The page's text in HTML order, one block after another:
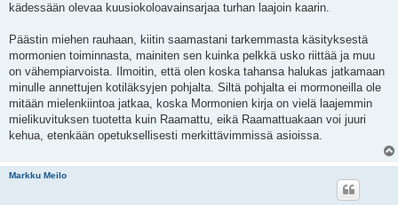
kädessään olevaa kuusiokoloavainsarjaa turhan laajoin kaarin.
Päästin miehen rauhaan, kiitin saamastani tarkemmasta käsityksestä
mormonien toiminnasta, mainiten sen kuinka pelkkä usko riittää ja muu
on vähempiarvoista. Ilmoitin, että olen koska tahansa halukas jatkamaan
minulle annettujen kotiläksyjen pohjalta. Siltä pohjalta ei mormoneilla ole
mitään mielenkiintoa jatkaa, koska Mormonien kirja on vielä laajemmin
mielikuvituksen tuotetta kuin Raamattu, eikä Raamattuakaan voi juuri
kehua, etenkään opetuksellisesti merkittävimmissä asioissa.
Markku Meilo